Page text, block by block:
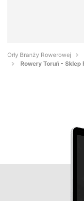
Orły Branży Rowerowej
Rowery Toruń - Sklep